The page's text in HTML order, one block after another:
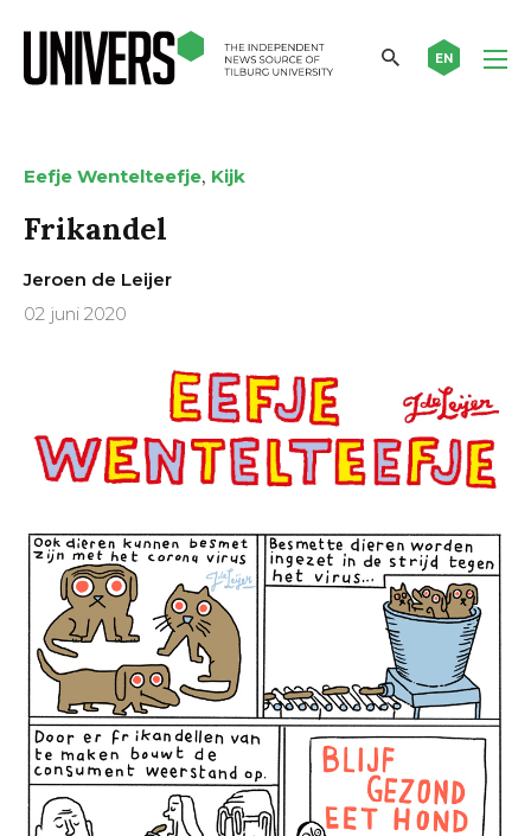
EN
Eefje Wentelteefje, Kijk
Frikandel
Jeroen de Leijer
02 juni 2020